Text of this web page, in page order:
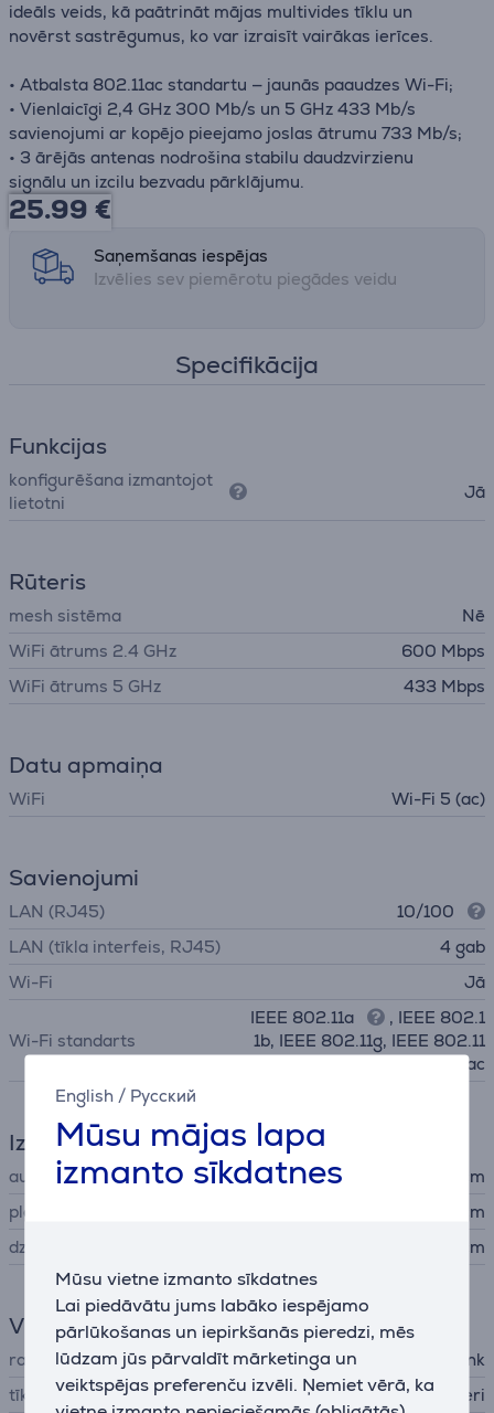
English / Русский
Mūsu mājas lapa
izmanto sīkdatnes
Mūsu vietne izmanto sīkdatnes
Lai piedāvātu jums labāko iespējamo
pārlūkošanas un iepirkšanās pieredzi, mēs
lūdzam jūs pārvaldīt mārketinga un
veiktspējas preferenču izvēli. Ņemiet vērā, ka
ideāls veids, kā paātrināt mājas multivides tīklu un
novērst sastrēgumus, ko var izraisīt vairākas ierīces.
• Atbalsta 802.11ac standartu — jaunās paaudzes Wi-Fi;
• Vienlaicīgi 2,4 GHz 300 Mb/s un 5 GHz 433 Mb/s
savienojumi ar kopējo pieejamo joslas ātrumu 733 Mb/s;
• 3 ārējās antenas nodrošina stabilu daudzvirzienu
signālu un izcilu bezvadu pārklājumu.
25.99 €
Saņemšanas iespējas
Izvēlies sev piemērotu piegādes veidu
Specifikācija
Funkcijas
konfigurēšana izmantojot
lietotni
Jā
Rūteris
mesh sistēma
Nē
WiFi ātrums 2.4 GHz
600 Mbps
WiFi ātrums 5 GHz
433 Mbps
Datu apmaiņa
WiFi Wi-Fi 5 (ac)
Savienojumi
LAN (RJ45)
10/100
LAN (tīkla interfeis, RJ45)
4 gab
Wi-Fi
Jā
Wi-Fi standarts
IEEE 802.11a
, IEEE 802.1
1b, IEEE 802.11g, IEEE 802.11
n, IEEE 802.11ac
Izmēri
augstums
3,5 cm
platums
23 cm
dziļums
14,4 cm
Vispārējais parametrs
ražotājs
TP-Link
tīkla ierīces veids
Wi-Fi rūteri